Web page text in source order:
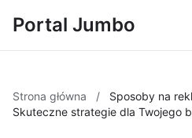
Portal Jumbo
Strona główna /
Sposoby na
Skuteczne strategie dla Twojego